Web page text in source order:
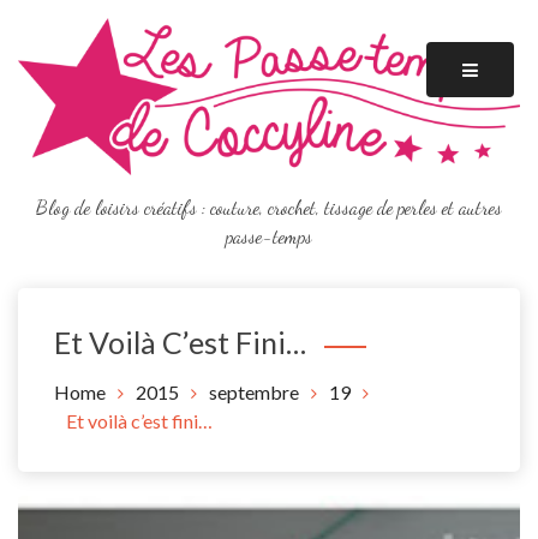
content
Blog de loisirs créatifs : couture, crochet, tissage de perles et autres
passe-temps
Et Voilà C’est Fini…
Home 2015 septembre
19
Et voilà c’est fini…